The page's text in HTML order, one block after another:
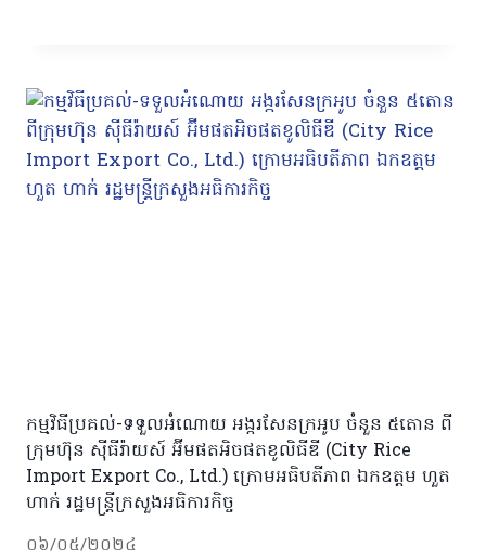
កម្មវិធីប្រគល់-ទទួលអំណោយ អង្ករសែនក្រអូប ចំនួន ៥តោន ពី
ក្រុមហ៊ុន ស៊ីធីរ៉ាយស៍ អ៊ីមផតអិចផតខូលិធីឌី (City Rice
Import Export Co., Ltd.) ក្រោមអធិបតីភាព ឯកឧត្តម ហួត
ហាក់ រដ្ឋមន្រ្តីក្រសួងអធិការកិច្ច
០៦/០៥/២០២៤